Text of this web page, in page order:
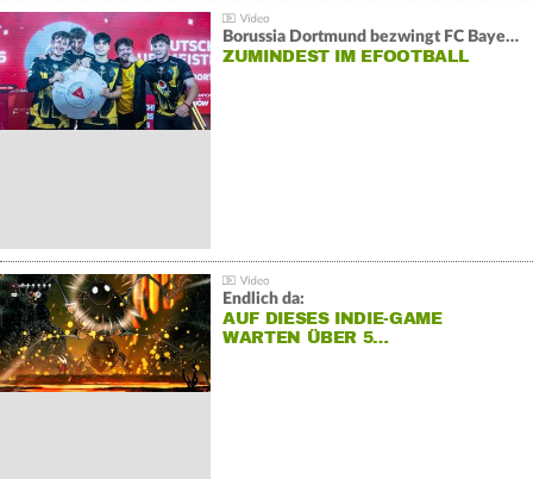
Borussia Dortmund bezwingt FC Bayern und gewinnt die Meisterschaft
ZUMINDEST IM EFOOTBALL
Endlich da:
AUF DIESES INDIE-GAME
WARTEN ÜBER 5…